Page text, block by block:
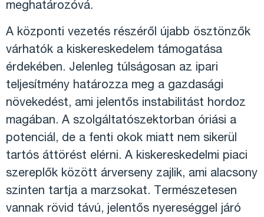
meghatározóvá.
A központi vezetés részéről újabb ösztönzők
várhatók a kiskereskedelem támogatása
érdekében. Jelenleg túlságosan az ipari
teljesítmény határozza meg a gazdasági
növekedést, ami jelentős instabilitást hordoz
magában. A szolgáltatószektorban óriási a
potenciál, de a fenti okok miatt nem sikerül
tartós áttörést elérni. A kiskereskedelmi piaci
szereplők között árverseny zajlik, ami alacsony
szinten tartja a marzsokat. Természetesen
vannak rövid távú, jelentős nyereséggel járó